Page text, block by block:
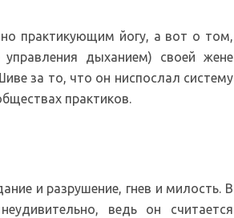
практикующим йогу, а вот о том,
дыханием) своей жене
за то, что он ниспослал систему
практиков.
и разрушение, гнев и милость. В
ведь он считается